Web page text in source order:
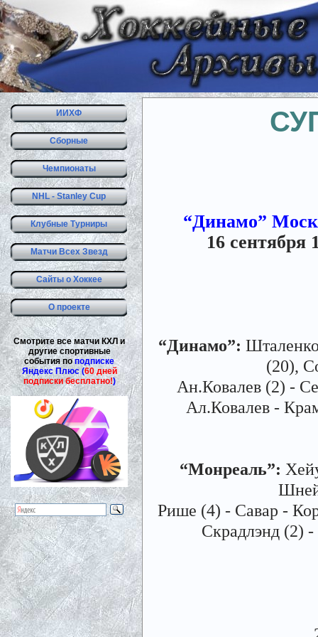
ИИХФ
Сборные
Чемпионаты
NHL - Stanley Cup
Клубные Турниры
Матчи Всех Звезд
Сайты о Хоккее
О проекте
Смотрите все матчи КХЛ и
другие спортивные
события поподписке
Яндекс Плюс (60 дней
подписки бесплатно!)
“Динамо”
16 сентября
“Динамо”:
(20),
Ан.Ковалев (2) -
Ал.Ковалев -
“Монреаль”:
Рише (4) - Савар -
Скрадлэнд (2)